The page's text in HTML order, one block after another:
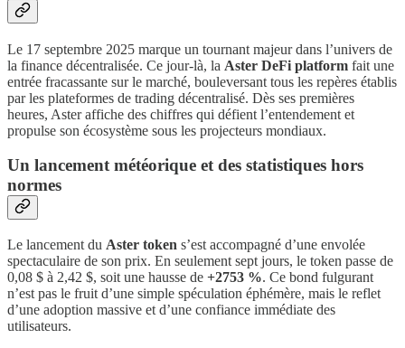
Le 17 septembre 2025 marque un tournant majeur dans l’univers de
la finance décentralisée. Ce jour-là, la Aster DeFi platform fait une
entrée fracassante sur le marché, bouleversant tous les repères établis
par les plateformes de trading décentralisé. Dès ses premières
heures, Aster affiche des chiffres qui défient l’entendement et
propulse son écosystème sous les projecteurs mondiaux.
Un lancement météorique et des statistiques hors
normes
Le lancement du Aster token s’est accompagné d’une envolée
spectaculaire de son prix. En seulement sept jours, le token passe de
0,08 $ à 2,42 $, soit une hausse de +2753 %. Ce bond fulgurant
n’est pas le fruit d’une simple spéculation éphémère, mais le reflet
d’une adoption massive et d’une confiance immédiate des
utilisateurs.